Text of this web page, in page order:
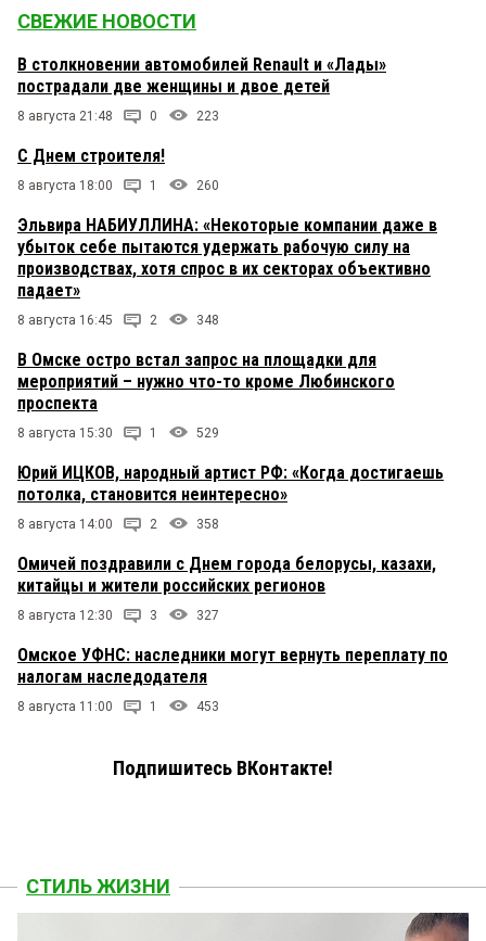
СВЕЖИЕ НОВОСТИ
В столкновении автомобилей Renault и «Лады»
пострадали две женщины и двое детей
8 августа 21:48 0 223
С Днем строителя!
8 августа 18:00 1 260
Эльвира НАБИУЛЛИНА: «Некоторые компании даже в
убыток себе пытаются удержать рабочую силу на
производствах, хотя спрос в их секторах объективно
падает»
8 августа 16:45 2 348
В Омске остро встал запрос на площадки для
мероприятий – нужно что-то кроме Любинского
проспекта
8 августа 15:30 1 529
Юрий ИЦКОВ, народный артист РФ: «Когда достигаешь
потолка, становится неинтересно»
8 августа 14:00 2 358
Омичей поздравили с Днем города белорусы, казахи,
китайцы и жители российских регионов
8 августа 12:30 3 327
Омское УФНС: наследники могут вернуть переплату по
налогам наследодателя
8 августа 11:00 1 453
Подпишитесь ВКонтакте!
СТИЛЬ ЖИЗНИ